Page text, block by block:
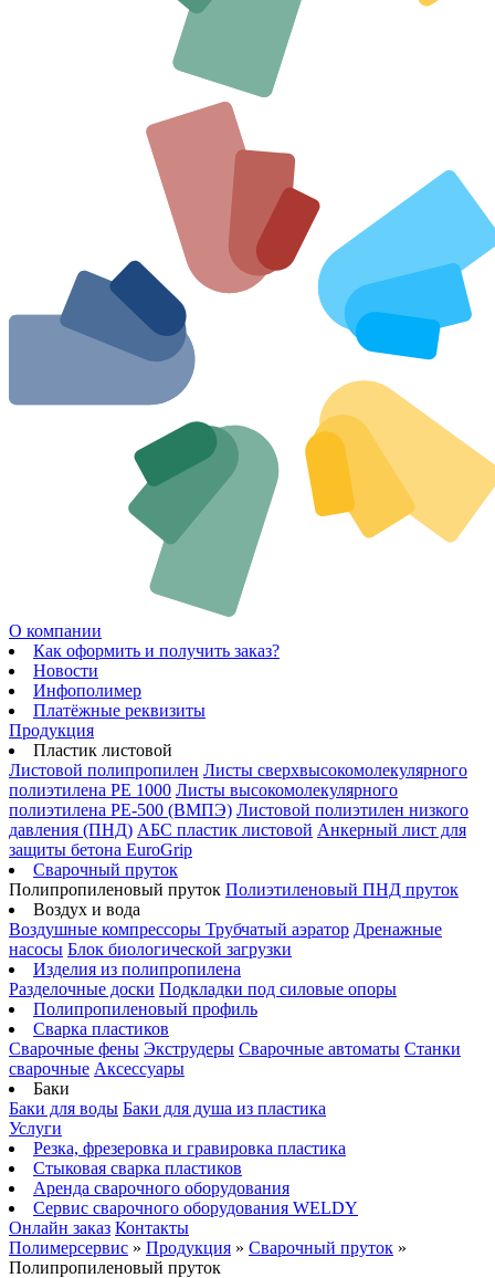
О компании
Как оформить и получить заказ?
Новости
Инфополимер
Платёжные реквизиты
Продукция
Пластик листовой
Листовой полипропилен Листы сверхвысокомолекулярного
полиэтилена PE 1000 Листы высокомолекулярного
полиэтилена РЕ-500 (ВМПЭ) Листовой полиэтилен низкого
давления (ПНД) АБС пластик листовой Анкерный лист для
защиты бетона EuroGrip
Сварочный пруток
Полипропиленовый пруток Полиэтиленовый ПНД пруток
Воздух и вода
Воздушные компрессоры Трубчатый аэратор Дренажные
насосы Блок биологической загрузки
Изделия из полипропилена
Разделочные доски Подкладки под силовые опоры
Полипропиленовый профиль
Сварка пластиков
Сварочные фены Экструдеры Сварочные автоматы Станки
сварочные Аксессуары
Баки
Баки для воды Баки для душа из пластика
Услуги
Резка, фрезеровка и гравировка пластика
Стыковая сварка пластиков
Аренда сварочного оборудования
Сервис сварочного оборудования WELDY
Онлайн заказ Контакты
Полимерсервис » Продукция » Сварочный пруток »
Полипропиленовый пруток